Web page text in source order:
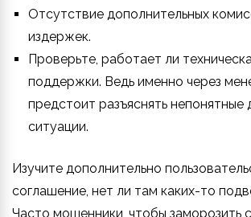
Отсутствие дополнительных
издержек.
Проверьте, работает ли
поддержки. Ведь именно через
предстоит разъяснять непонятные
ситуации.
Изучите дополнительно
соглашение, нет ли там каких-то
Часто мошенники, чтобы заморозить